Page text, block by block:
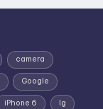
camera
Google
iPhone 6 lg